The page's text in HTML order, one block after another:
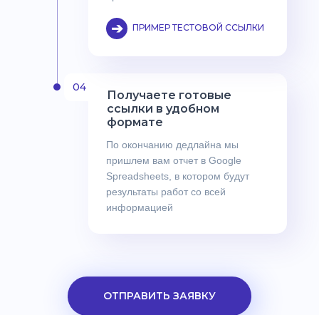
➔ ПРИМЕР ТЕСТОВОЙ ССЫЛКИ
04
Получаете готовые
ссылки в удобном
формате
По окончанию дедлайна мы
пришлем вам отчет в Google
Spreadsheets, в котором будут
результаты работ со всей
информацией
ОТПРАВИТЬ ЗАЯВКУ